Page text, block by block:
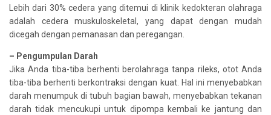
Lebih dari 30% cedera yang ditemui di klinik kedokteran olahraga
adalah cedera muskuloskeletal, yang dapat dengan mudah
dicegah dengan pemanasan dan peregangan.
– Pengumpulan Darah
Jika Anda tiba-tiba berhenti berolahraga tanpa rileks, otot Anda
tiba-tiba berhenti berkontraksi dengan kuat. Hal ini menyebabkan
darah menumpuk di tubuh bagian bawah, menyebabkan tekanan
darah tidak mencukupi untuk dipompa kembali ke jantung dan